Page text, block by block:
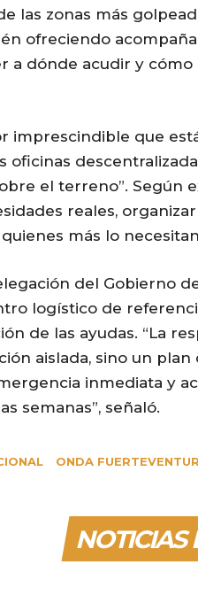
las zonas más
ofreciendo
a dónde acudir y cómo
imprescindible que
oficinas
el terreno”. Según
reales,
más lo
del Gobierno
logístico de
de las ayudas. “La
aislada, sino un plan
inmediata y
semanas”, señaló.
ONDA
NOTICIAS